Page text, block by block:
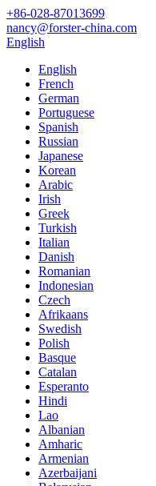
‎+86-028-87013699‎
nancy@forster-china.com
English
English
French
German
Portuguese
Spanish
Russian
Japanese
Korean
Arabic
Irish
Greek
Turkish
Italian
Danish
Romanian
Indonesian
Czech
Afrikaans
Swedish
Polish
Basque
Catalan
Esperanto
Hindi
Lao
Albanian
Amharic
Armenian
Azerbaijani